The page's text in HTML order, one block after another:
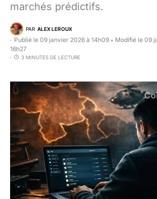
marchés prédictifs.
PAR ALEX LEROUX
Publié le 09 janvier 2026 à 14h09 • Modifié le 09
16h27
3 MINUTES DE LECTURE